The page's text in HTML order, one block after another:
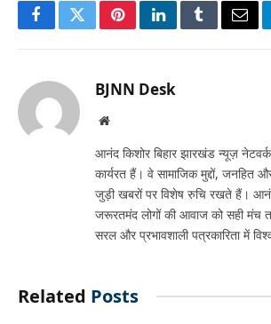
FacebookTwitterPinterestLinkedInTumblr
BJNN Desk
Website
आनंद किशोर बिहार झारखंड न्यूज़
कार्यरत हैं। वे सामाजिक मुद्दों, जनहित
जुड़ी खबरों पर विशेष रुचि रखते हैं।
जरूरतमंद लोगों की आवाज को सही मंच
सरल और प्रभावशाली पत्रकारिता में
Related Posts